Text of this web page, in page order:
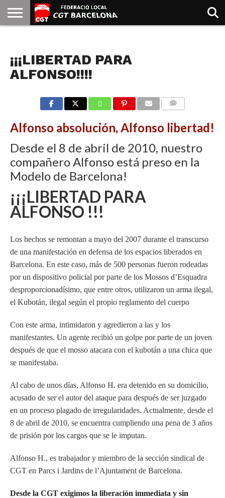
GOLDMAN
¡¡¡LIBERTAD PARA
ALFONSO!!!!
Alfonso absolución, Alfonso libertad!
Desde el 8 de abril de 2010, nuestro
compañero Alfonso está preso en la
Modelo de Barcelona!
¡¡¡LIBERTAD PARA
ALFONSO !!!
Los hechos se remontan a mayo del 2007 durante el transcurso
de una manifestación en defensa de los espacios liberados en
Barcelona. En este caso, más de 500 personas fueron rodeadas
por un dispositivo policial por parte de los Mossos d’Esquadra
desproporcionadísimo, que entre otros, utilizaron un arma ilegal,
el Kubotán, ilegal según el propio reglamento del cuerpo
Con este arma, intimidaron y agredieron a las y los
manifestantes. Un agente recibió un golpe por parte de un joven
después de que el mosso atacara con el kubotán a una chica que
se manifestaba.
Al cabo de unos días, Alfonso H. era detenido en su domicilio,
acusado de ser el autor del ataque para después de ser juzgado
en un proceso plagado de irregularidades. Actualmente, desde el
8 de abril de 2010, se encuentra cumpliendo una pena de 3 años
de prisión por los cargos que se le imputan.
Alfonso H., es trabajador y miembro de la sección sindical de
CGT en Parcs i Jardins de l’Ajuntament de Barcelona.
Desde la CGT exigimos la liberación immediata y sin